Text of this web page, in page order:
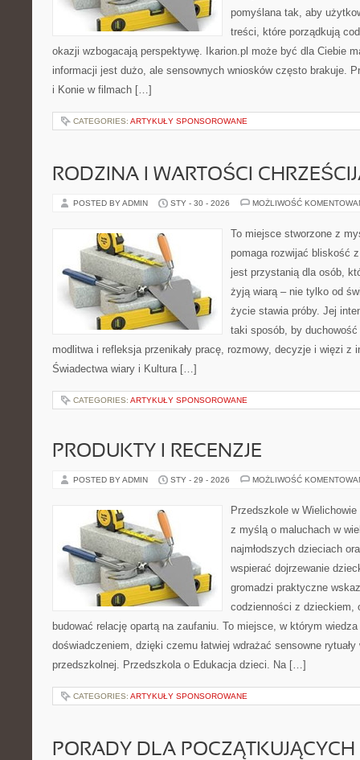
pomyślana tak, aby
treści, które porządkują
okazji wzbogacają perspektywę. Ikarion.pl może być dla Ciebie
informacji jest dużo, ale sensownych wniosków często brakuje.
i Konie w filmach […]
CATEGORIES: ARTYKUŁY SPONSOROWANE
RODZINA I WARTOŚCI
POSTED BY ADMIN STY - 30 - 2026 MOŻLIWOŚĆ
To miejsce stworzone z
pomaga rozwijać bliskość
jest przystanią dla osób,
żyją wiarą – nie tylko od
życie stawia próby. Jej
taki sposób, by
modlitwa i refleksja przenikały pracę, rozmowy, decyzje i więzi z
Świadectwa wiary i Kultura […]
CATEGORIES: ARTYKUŁY SPONSOROWANE
PRODUKTY I RECENZJE
POSTED BY ADMIN STY - 29 - 2026 MOŻLIWOŚĆ
Przedszkole w
z myślą o maluchach w
najmłodszych dzieciach
wspierać dojrzewanie
gromadzi praktyczne
codzienności z dzieckiem,
budować relację opartą na zaufaniu. To miejsce, w którym
doświadczeniem, dzięki czemu łatwiej wdrażać sensowne
przedszkolnej. Przedszkola o Edukacja dzieci. Na […]
CATEGORIES: ARTYKUŁY SPONSOROWANE
PORADY DLA POCZĄTKUJĄCYCH